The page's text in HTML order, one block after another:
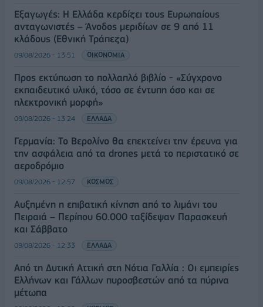
Εξαγωγές: Η Ελλάδα κερδίζει τους Ευρωπαίους
ανταγωνιστές – Άνοδος μεριδίων σε 9 από 11
κλάδους (Εθνική Τράπεζα)
09/08/2026 - 13:51 ΟΙΚΟΝΟΜΙΑ
Προς εκτύπωση το πολλαπλό βιβλίο - «Σύγχρονο
εκπαιδευτικό υλικό, τόσο σε έντυπη όσο και σε
ηλεκτρονική μορφή»
09/08/2026 - 13:24 ΕΛΛΑΔΑ
Γερμανία: Το Βερολίνο θα επεκτείνει την έρευνα για
την ασφάλεια από τα drones μετά το περιστατικό σε
αεροδρόμιο
09/08/2026 - 12:57 ΚΟΣΜΟΣ
Αυξημένη η επιβατική κίνηση από το λιμάνι του
Πειραιά – Περίπου 60.000 ταξίδεψαν Παρασκευή
και Σάββατο
09/08/2026 - 12:33 ΕΛΛΑΔΑ
Από τη Δυτική Αττική στη Νότια Γαλλία : Οι εμπειρίες
Ελλήνων και Γάλλων πυροσβεστών από τα πύρινα
μέτωπα